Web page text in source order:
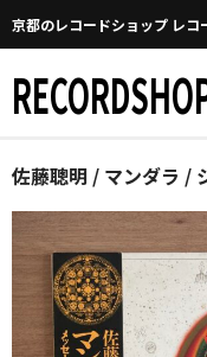
京都のレコードショップ レコ
Home
マイページ
GGについて
買取について
佐藤聰明 / マンダラ /